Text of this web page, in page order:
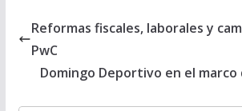
Reformas fiscales, laborales y
PwC
Domingo Deportivo en el